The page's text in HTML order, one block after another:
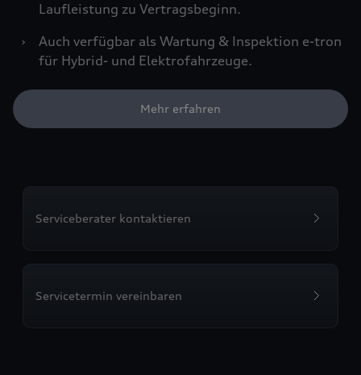
Laufleistung zu Vertragsbeginn.
›
Auch verfügbar als Wartung & Inspektion e-tron
für Hybrid- und Elektrofahrzeuge.
Mehr erfahren
Serviceberater kontaktieren
Servicetermin vereinbaren